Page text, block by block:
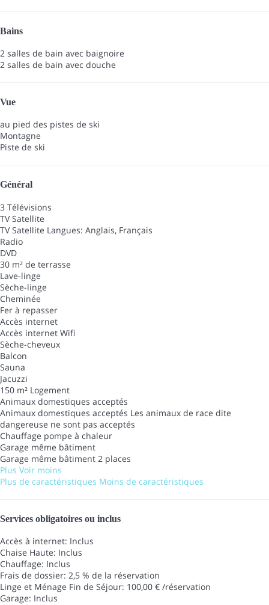
Bains
2 salles de bain avec baignoire
2 salles de bain avec douche
Vue
au pied des pistes de ski
Montagne
Piste de ski
Général
3 Télévisions
TV Satellite
TV Satellite Langues: Anglais, Français
Radio
DVD
30 m² de terrasse
Lave-linge
Sèche-linge
Cheminée
Fer à repasser
Accès internet
Accès internet Wifi
Sèche-cheveux
Balcon
Sauna
Jacuzzi
150 m² Logement
Animaux domestiques acceptés
Animaux domestiques acceptés Les animaux de race dite
dangereuse ne sont pas acceptés
Chauffage pompe à chaleur
Garage même bâtiment
Garage même bâtiment 2 places
Plus Voir moins
Plus de caractéristiques Moins de caractéristiques
Services obligatoires ou inclus
Accès à internet: Inclus
Chaise Haute: Inclus
Chauffage: Inclus
Frais de dossier: 2,5 % de la réservation
Linge et Ménage Fin de Séjour: 100,00 € /réservation
Garage: Inclus